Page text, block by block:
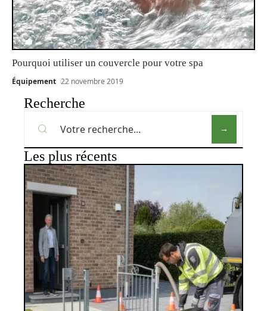
Pourquoi utiliser un couvercle pour votre spa
Équipement 22 novembre 2019
Recherche
Les plus récents